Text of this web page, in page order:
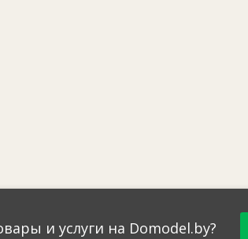
и услуги на Domodel.by?